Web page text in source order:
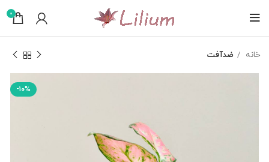
0
خانه ضدآفت
-۱۰%